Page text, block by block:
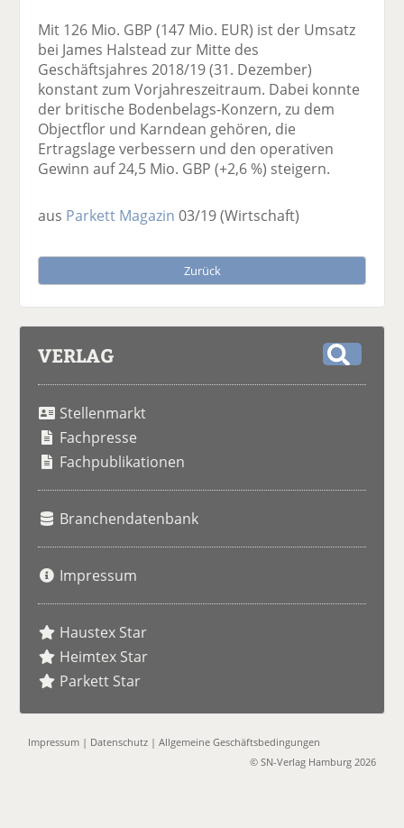
Mit 126 Mio. GBP (147 Mio. EUR) ist der Umsatz
bei James Halstead zur Mitte des
Geschäftsjahres 2018/19 (31. Dezember)
konstant zum Vorjahreszeitraum. Dabei konnte
der britische Bodenbelags-Konzern, zu dem
Objectflor und Karndean gehören, die
Ertragslage verbessern und den operativen
Gewinn auf 24,5 Mio. GBP (+2,6 %) steigern.
aus Parkett Magazin 03/19(Wirtschaft)
Zurück
VERLAG
Stellenmarkt
Fachpresse
Fachpublikationen
Branchendatenbank
Impressum
Haustex Star
Heimtex Star
Parkett Star
Impressum | Datenschutz |Allgemeine Geschäftsbedingungen
© SN-Verlag Hamburg 2026